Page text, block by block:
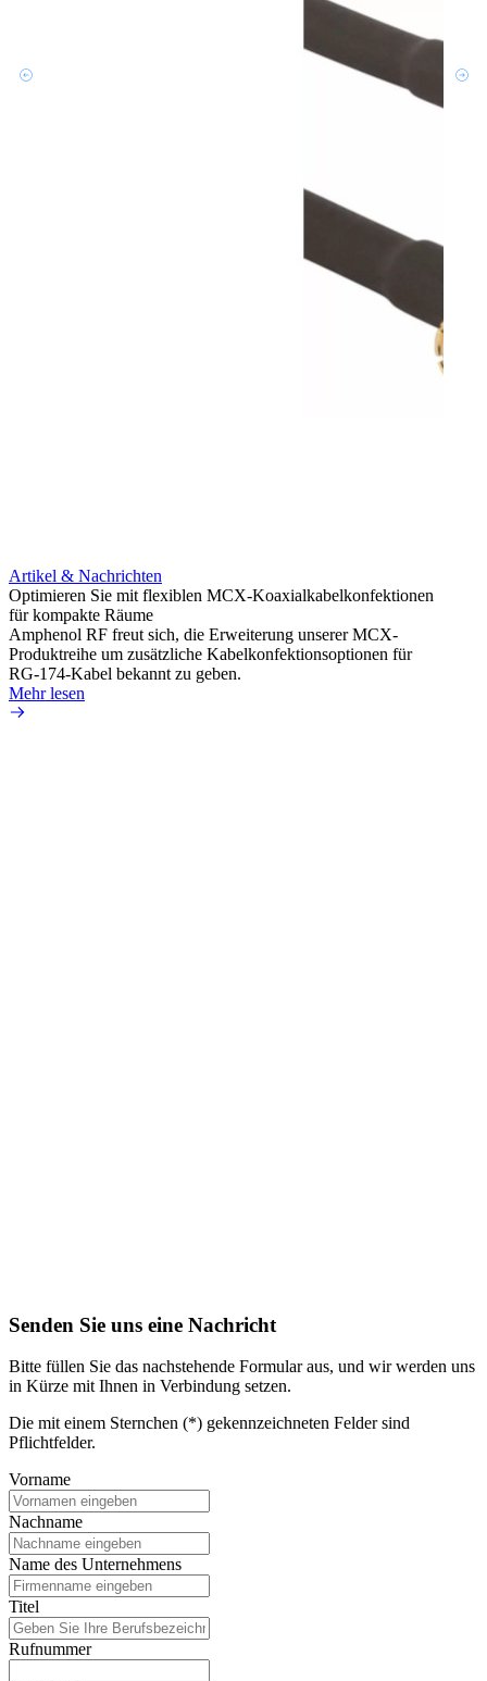
Artikel & Nachrichten
Optimieren Sie mit flexiblen MCX-Koaxialkabelkonfektionen
für kompakte Räume
Amphenol RF freut sich, die Erweiterung unserer MCX-
Produktreihe um zusätzliche Kabelkonfektionsoptionen für
RG-174-Kabel bekannt zu geben.
Mehr lesen
Senden Sie uns eine Nachricht
Bitte füllen Sie das nachstehende Formular aus, und wir werden uns
in Kürze mit Ihnen in Verbindung setzen.
Die mit einem Sternchen (*) gekennzeichneten Felder sind
Pflichtfelder.
Vorname
Nachname
Name des Unternehmens
Titel
Rufnummer